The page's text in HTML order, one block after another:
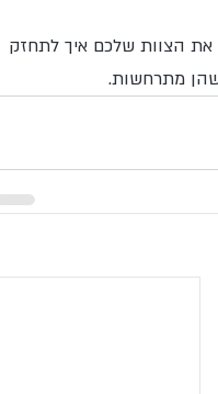
את הצוות שלכם איך לתחזק
שהן מתרחשות.